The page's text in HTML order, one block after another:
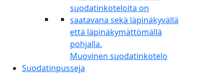
Muovinen suodatinkotelo
Suodatinpusseja